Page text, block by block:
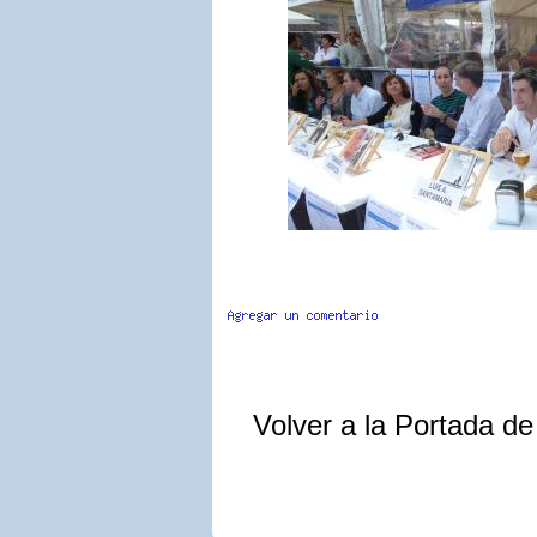
Volver a la Portada